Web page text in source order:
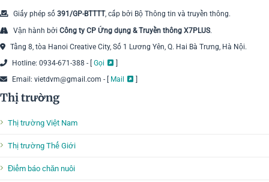
Giấy phép số 391/GP-BTTTT, cấp bởi Bộ Thông tin và truyền thông.
Vận hành bởi Công ty CP Ứng dụng & Truyền thông X7PLUS.
Tầng 8, tòa Hanoi Creative City, Số 1 Lương Yên, Q. Hai Bà Trưng, Hà Nội.
Hotline: 0934-671-388 - [ Gọi
Email: vietdvm@gmail.com - [
Mail
Thị trường
Thị trường Việt Nam
Thị trường Thế Giới
Điểm báo chăn nuôi